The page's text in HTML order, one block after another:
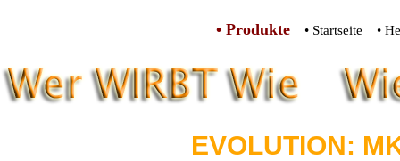
• Produkte • Startseite •
EVOLUTION: